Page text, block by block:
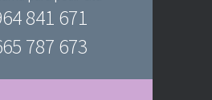
841 671
787 673